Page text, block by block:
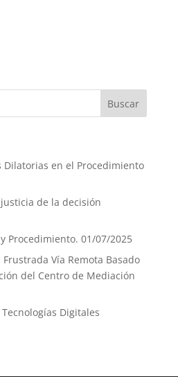
Dilatorias en el Procedimiento
de la decisión
Procedimiento. 01/07/2025
Vía Remota Basado
del Centro de Mediación
Digitales